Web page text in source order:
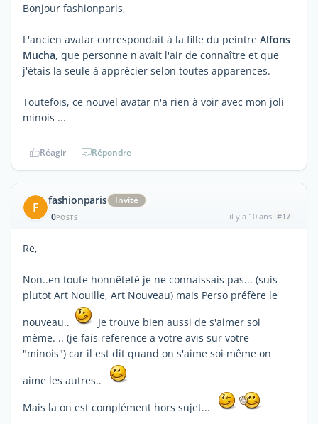
Bonjour fashionparis,
L'ancien avatar correspondait à la fille du peintre Alfons
Mucha, que personne n'avait l'air de connaître et que
j'étais la seule à apprécier selon toutes apparences.
Toutefois, ce nouvel avatar n'a rien à voir avec mon joli
minois ...
Réagir Répondre
F fashionparis
Invité
0POSTS il y a 10 ans #17
Re,
Non..en toute honnêteté je ne connaissais pas... (suis
plutot Art Nouille, Art Nouveau) mais Perso préfère le
nouveau..
Je trouve bien aussi de s'aimer soi
même. .. (je fais reference a votre avis sur votre
"minois") car il est dit quand on s'aime soi même on
aime les autres..
Mais la on est complément hors sujet...